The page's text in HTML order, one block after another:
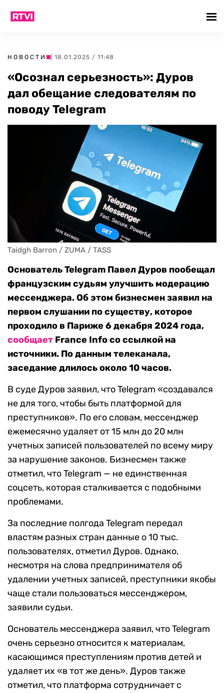
НОВОСТИ | 18.01.2025 / 11:48
«Осознал серьезность»: Дуров
дал обещание следователям по
поводу Telegram
Taidgh Barron / ZUMA / TASS
Основатель Telegram Павел Дуров пообещал
французским судьям улучшить модерацию
мессенджера. Об этом бизнесмен заявил на
первом слушании по существу, которое
проходило в Париже 6 декабря 2024 года,
сообщает France Info со ссылкой на
источники. По данным телеканала,
заседание длилось около 10 часов.
В суде Дуров заявил, что Telegram «создавался
не для того, чтобы быть платформой для
преступников». По его словам, мессенджер
ежемесячно удаляет от 15 млн до 20 млн
учетных записей пользователей по всему миру
за нарушение законов. Бизнесмен также
отметил, что Telegram — не единственная
соцсеть, которая сталкивается с подобными
проблемами.
За последние полгода Telegram передал
властям разных стран данные о 10 тыс.
пользователях, отметил Дуров. Однако,
несмотря на слова предпринимателя об
удалении учетных записей, преступники якобы
чаще стали пользоваться мессенджером,
заявили судьи.
Основатель мессенджера заявил, что Telegram
очень серьезно относится к материалам,
касающимся преступлениям против детей и
удаляет их «в тот же день». Дуров также
отметил, что платформа сотрудничает с